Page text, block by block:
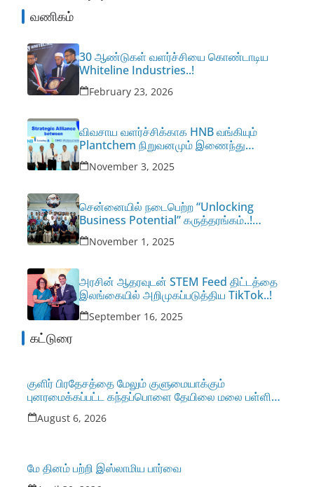
வணிகம்
30 ஆண்டுகள் வளர்ச்சியை கொண்டாடிய
Whiteline Industries..!
February 23, 2026
விவசாய வளர்ச்சிக்காக HNB வங்கியும்
Plantchem நிறுவனமும் இணைந்து
கவர்ச்சிகரமான லீசிங் திட்டங்களை
அறிமுகப்படுத்தின..!
November 3, 2025
சென்னையில் நடைபெற்ற “Unlocking
Business Potential” கருத்தரங்கம்..!
சிறப்புரையாற்றினார் இலங்கையைச் சேர்ந்த
தொழில் முனைவர் இஹ்ஸான் வாஹித்..!
November 1, 2025
அரசின் ஆதரவுடன் STEM Feed திட்டத்தை
இலங்கையில் அறிமுகப்படுத்திய TikTok..!
September 16, 2025
கட்டுரை
குளிர் பிரதேசத்தை மேலும் குளுமையாக்கும்
புனரமைக்கப்பட்ட கந்தப்பொளை தேயிலை மலை பள்ளி
நாளை திறந்து வைக்கப்படுகிறது.
August 6, 2026
மே தினம் பற்றி இஸ்லாமிய பார்வை